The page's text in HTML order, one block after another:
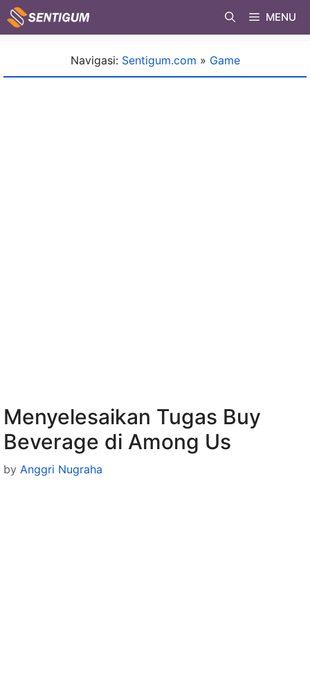
Skip
to
MENU
Navigasi: Sentigum.com » Game
Menyelesaikan Tugas Buy
Beverage di Among Us
by Anggri Nugraha